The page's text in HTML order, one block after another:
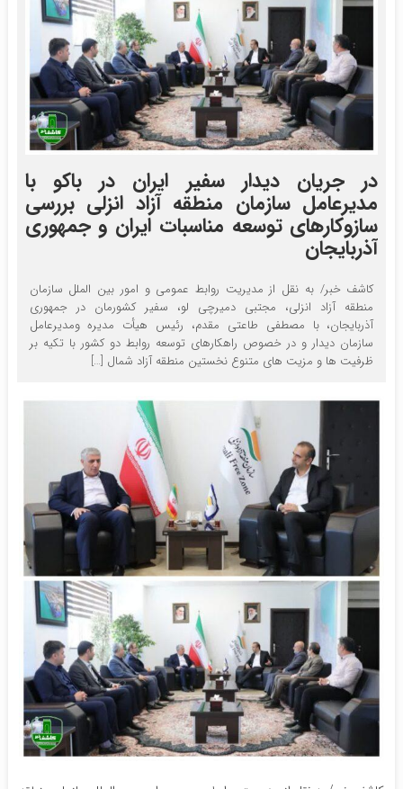
در جریان دیدار سفیر ایران در باکو با
مدیرعامل سازمان منطقه آزاد انزلی بررسی
سازوکارهای توسعه مناسبات ایران و جمهوری
آذربایجان
کاشف خبر/ به نقل از مدیریت روابط عمومی و امور بین الملل سازمان
منطقه آزاد انزلی، مجتبی دمیرچی لو، سفیر کشورمان در جمهوری
آذربایجان، با مصطفی طاعتی مقدم، رئیس هیأت مدیره ومدیرعامل
سازمان دیدار و در خصوص راهکارهای توسعه روابط دو کشور با تکیه بر
ظرفیت ها و مزیت های متنوع نخستین منطقه آزاد شمال […]